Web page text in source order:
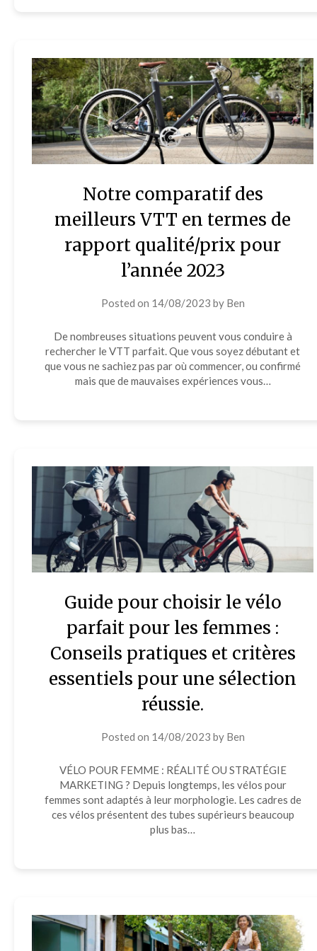
Notre comparatif des
meilleurs VTT en termes de
rapport qualité/prix pour
l’année 2023
Posted on 14/08/2023 by Ben
De nombreuses situations peuvent vous conduire à
rechercher le VTT parfait. Que vous soyez débutant et
que vous ne sachiez pas par où commencer, ou confirmé
mais que de mauvaises expériences vous…
Guide pour choisir le vélo
parfait pour les femmes :
Conseils pratiques et critères
essentiels pour une sélection
réussie.
Posted on 14/08/2023 by Ben
VÉLO POUR FEMME : RÉALITÉ OU STRATÉGIE
MARKETING ? Depuis longtemps, les vélos pour
femmes sont adaptés à leur morphologie. Les cadres de
ces vélos présentent des tubes supérieurs beaucoup
plus bas…